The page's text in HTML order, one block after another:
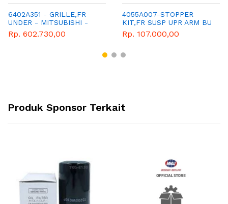
6402A351 - GRILLE,FR
UNDER - MITSUBISHI -
GENUINE
Rp. 602.730,00
4055A007-STOPPER
KIT,FR SUSP UPR ARM BU
Rp. 107.000,00
Produk Sponsor Terkait